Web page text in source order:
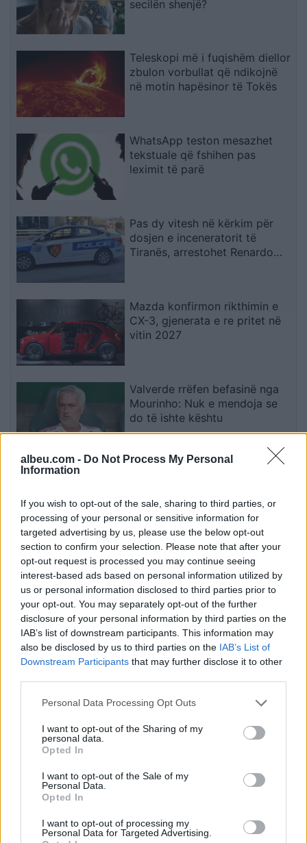
albeu.com - Do Not Process My Personal
Information
If you wish to opt-out of the sale, sharing to third parties, or
processing of your personal or sensitive information for
targeted advertising by us, please use the below opt-out
section to confirm your selection. Please note that after your
opt-out request is processed you may continue seeing
interest-based ads based on personal information utilized by
us or personal information disclosed to third parties prior to
your opt-out. You may separately opt-out of the further
disclosure of your personal information by third parties on the
IAB’s list of downstream participants. This information may
also be disclosed by us to third parties on the IAB’s List of
Downstream Participants that may further disclose it to other
Personal Data Processing Opt Outs
I want to opt-out of the Sharing of my
personal data.
Opted In
I want to opt-out of the Sale of my
Personal Data.
Opted In
I want to opt-out of processing my
Personal Data for Targeted Advertising.
secilën shenjë?
Teleskopi më i fuqishëm diellor
zbulon vorbullat që ndikojnë
në motin hapësinor të Tokës
WhatsApp teston mesazhet
tekstuale që fshihen pas
leximit të parë
Pas dy vitesh në kërkim për
dosjen e inceneratorit të
Tiranës, arrestohet Renardo
Mazda konfirmon rikthimin e
CX-3, gjenerata e re pritet në
vitin 2027
Valverde rrëfen befasinë nga
Mourinho: Nuk e mendoja se
do të ishte kështu
dhe flakët u përhapën drejt
malit
Esim for Global
Esim for USA| Esim for Italy| Esim for Spain|Esim
for Turkey|Esim for Germany|Esim for Greece|